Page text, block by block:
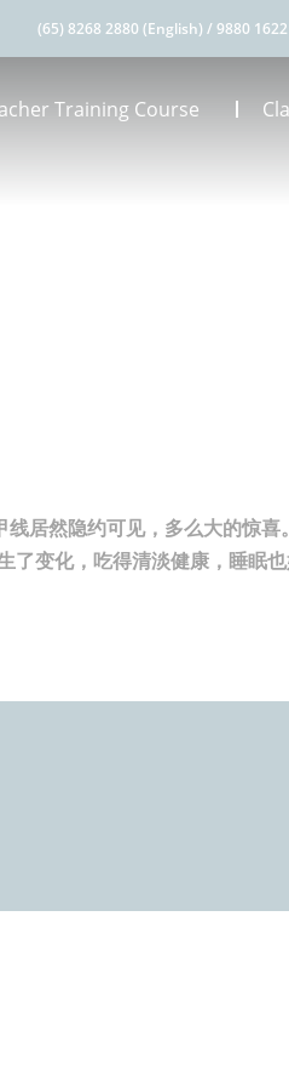
(65) 8268 2880 (English) / 9880
Training Course
居然隐约可见，多么大的惊
变化，吃得清淡健康，睡眠也